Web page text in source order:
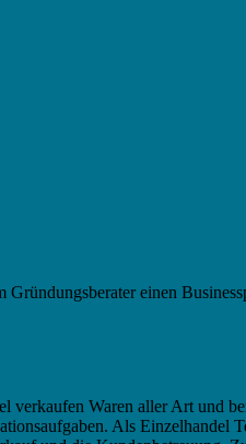
einen
Waren aller Art und
Als Einzelhandel